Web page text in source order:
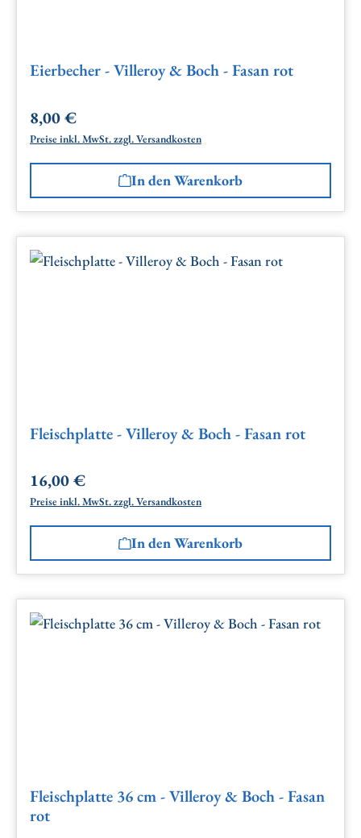
Eierbecher - Villeroy & Boch - Fasan rot
Regulärer Preis:
8,00 €
Preise inkl. MwSt. zzgl. Versandkosten
In den Warenkorb
Fleischplatte - Villeroy & Boch - Fasan rot
Regulärer Preis:
16,00 €
Preise inkl. MwSt. zzgl. Versandkosten
In den Warenkorb
Fleischplatte 36 cm - Villeroy & Boch - Fasan
rot